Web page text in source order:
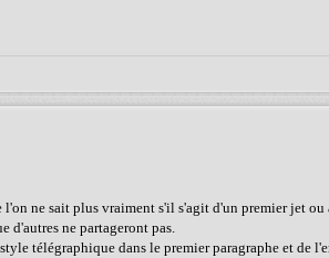
ne sait plus vraiment s'il s'agit d'un premier jet ou
d'autres ne partageront pas.
télégraphique dans le premier paragraphe et de